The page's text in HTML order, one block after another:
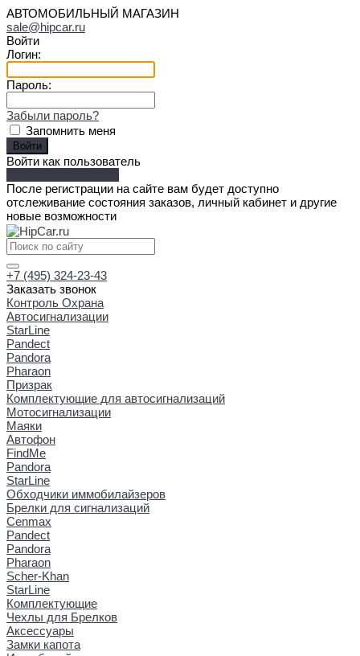
АВТОМОБИЛЬНЫЙ МАГАЗИН
sale@hipcar.ru
Войти
Логин:
Пароль:
Забыли пароль?
Запомнить меня
Войти как пользователь
После регистрации на сайте вам будет доступно
отслеживание состояния заказов, личный кабинет и другие
новые возможности
+7 (495) 324-23-43
Заказать звонок
Контроль Охрана
Автосигнализации
StarLine
Pandect
Pandora
Pharaon
Призрак
Комплектующие для автосигнализаций
Мотосигнализации
Маяки
Автофон
FindMe
Pandora
StarLine
Обходчики иммобилайзеров
Брелки для сигнализаций
Cenmax
Pandect
Pandora
Pharaon
Scher-Khan
StarLine
Комплектующие
Чехлы для Брелков
Аксессуары
Замки капота